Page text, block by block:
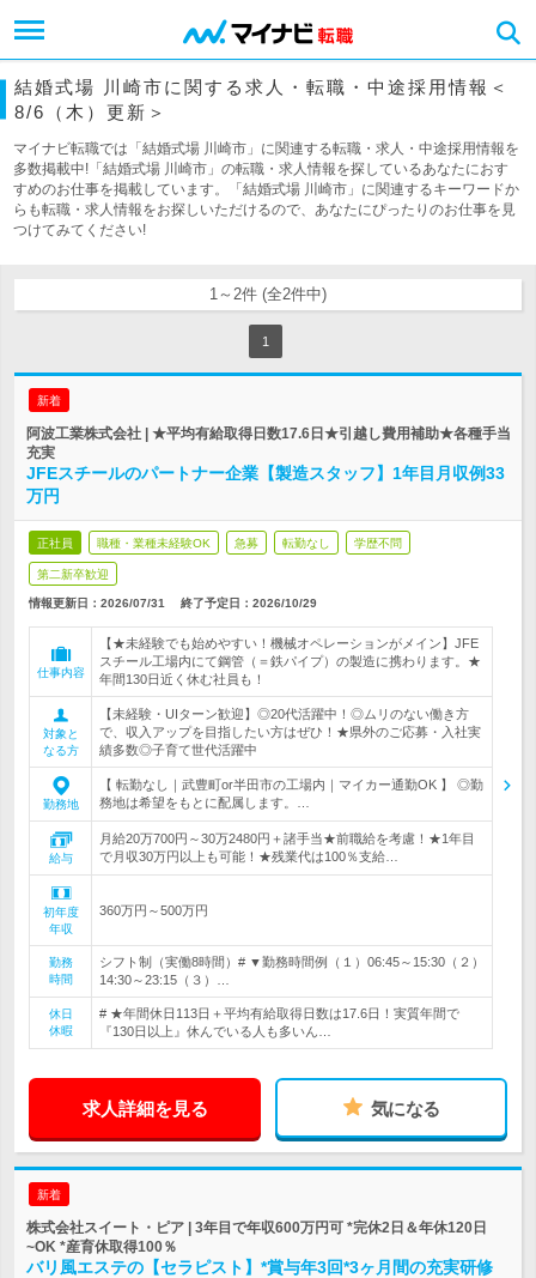
結婚式場 川崎市に関する求人・転職・中途採用情報＜
8/6（木）更新＞
マイナビ転職では「結婚式場 川崎市」に関連する転職・求人・中途採用情報を
多数掲載中!「結婚式場 川崎市」の転職・求人情報を探しているあなたにおす
すめのお仕事を掲載しています。「結婚式場 川崎市」に関連するキーワードか
らも転職・求人情報をお探しいただけるので、あなたにぴったりのお仕事を見
つけてみてください!
1～2件 (全2件中)
1
新着
阿波工業株式会社 | ★平均有給取得日数17.6日★引越し費用補助★各種手当
充実
JFEスチールのパートナー企業【製造スタッフ】1年目月収例33
万円
正社員 職種・業種未経験OK 急募 転勤なし 学歴不問
第二新卒歓迎
情報更新日：2026/07/31 終了予定日： 2026/10/29
仕事内容
【★未経験でも始めやすい！機械オペレーションがメイン】JFE
スチール工場内にて鋼管（＝鉄パイプ）の製造に携わります。★
年間130日近く休む社員も！
対象と
なる方
【未経験・UIターン歓迎】◎20代活躍中！◎ムリのない働き方
で、収入アップを目指したい方はぜひ！★県外のご応募・入社実
績多数◎子育て世代活躍中
勤務地
【 転勤なし｜武豊町or半田市の工場内｜マイカー通勤OK 】 ◎勤
務地は希望をもとに配属します。…
給与
月給20万700円～30万2480円＋諸手当★前職給を考慮！★1年目
で月収30万円以上も可能！★残業代は100％支給…
初年度
年収
360万円～500万円
勤務
時間
シフト制（実働8時間）# ▼勤務時間例（１）06:45～15:30（２）
14:30～23:15（３）…
休日
休暇
# ★年間休日113日＋平均有給取得日数は17.6日！実質年間で
『130日以上』休んでいる人も多いん…
求人詳細を見る 気になる
新着
株式会社スイート・ピア | 3年目で年収600万円可 *完休2日＆年休120日
~OK *産育休取得100％
バリ風エステの【セラピスト】*賞与年3回*3ヶ月間の充実研修